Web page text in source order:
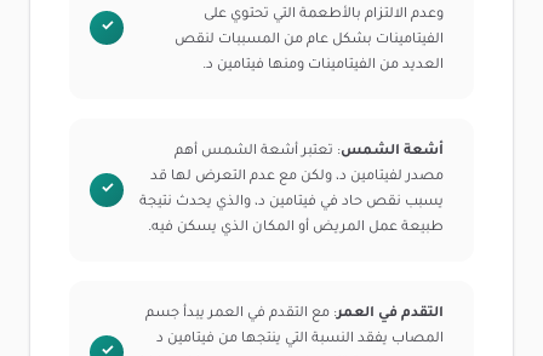
وعدم الالتزام بالأطعمة التي تحتوي على
الفيتامينات بشكل عام من المسببات لنقص
العديد من الفيتامينات ومنها فيتامين د.
أشعة الشمس: تعتبر أشعة الشمس أهم
مصدر لفيتامين د، ولكن مع عدم التعرض لها قد
يسبب نقص حاد في فيتامين د، والذي يحدث نتيجة
طبيعة عمل المريض أو المكان الذي يسكن فيه.
التقدم في العمر: مع التقدم في العمر يبدأ جسم
المصاب يفقد النسبة التي ينتجها من فيتامين د